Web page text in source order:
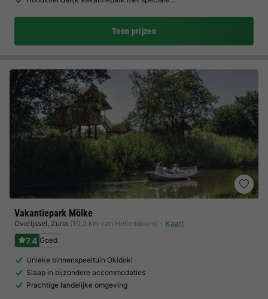
Toon prijzen
Vakantiepark Mölke
Overijssel, Zuna (10,2 km van Hellendoorn) Kaart
7.4 Goed
Unieke binnenspeeltuin Okidoki
Slaap in bijzondere accommodaties
Prachtige landelijke omgeving